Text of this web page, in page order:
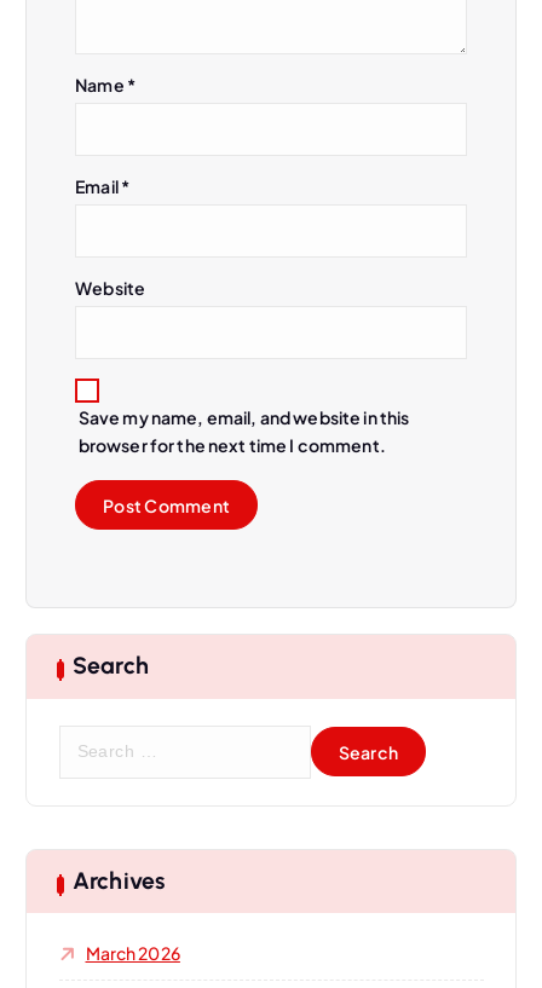
Name *
Email*
Website
Save my name, email, and website in this
browser for the next time I comment.
Search
c
h
r
Archives
March 2026